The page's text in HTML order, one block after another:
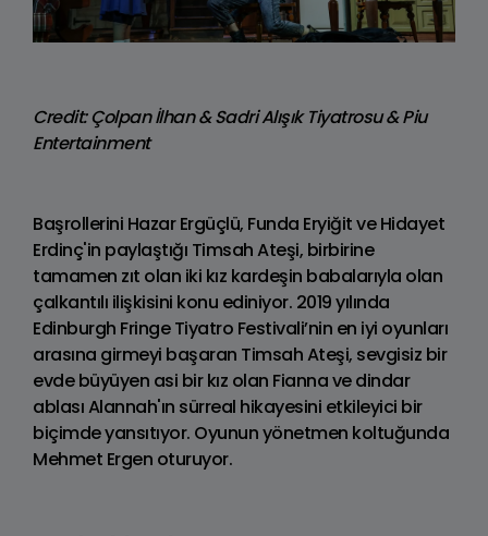
Credit: Çolpan İlhan & Sadri Alışık Tiyatrosu & Piu
Entertainment
Başrollerini Hazar Ergüçlü, Funda Eryiğit ve Hidayet
Erdinç'in paylaştığı Timsah Ateşi, birbirine
tamamen zıt olan iki kız kardeşin babalarıyla olan
çalkantılı ilişkisini konu ediniyor. 2019 yılında
Edinburgh Fringe Tiyatro Festivali’nin en iyi oyunları
arasına girmeyi başaran Timsah Ateşi, sevgisiz bir
evde büyüyen asi bir kız olan Fianna ve dindar
ablası Alannah'ın sürreal hikayesini etkileyici bir
biçimde yansıtıyor. Oyunun yönetmen koltuğunda
Mehmet Ergen oturuyor.